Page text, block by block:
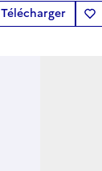
Télécharger